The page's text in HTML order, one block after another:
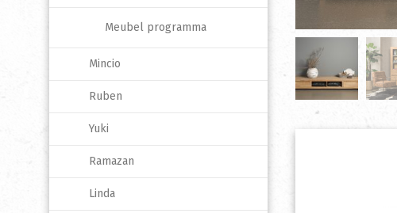
Meubel programma
Mincio
Ruben
Yuki
Ramazan
Linda